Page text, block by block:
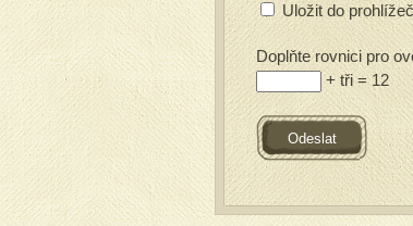
Uložit do
Doplňte rovnici pro
+ tři = 12